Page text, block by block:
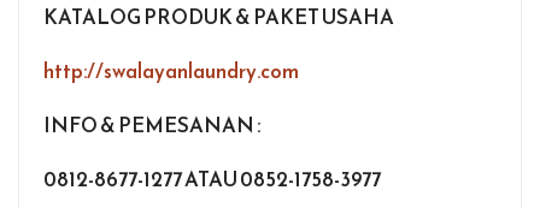
KATALOG PRODUK & PAKET USAHA
http://swalayanlaundry.com
INFO & PEMESANAN :
0812-8677-1277 ATAU 0852-1758-3977